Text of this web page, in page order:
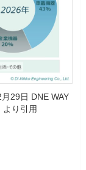
29日 DNE WAY
り引用